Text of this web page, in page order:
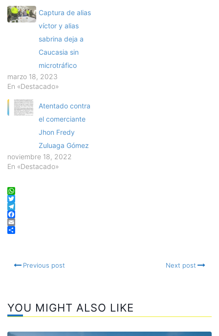
Captura de alias
víctor y alias
sabrina deja a
Caucasia sin
microtráfico
marzo 18, 2023
En «Destacado»
Atentado contra
el comerciante
Jhon Fredy
Zuluaga Gómez
noviembre 18, 2022
En «Destacado»
WhatsApp
Twitter
Telegram
Facebook
Email
Previous post Next post
YOU MIGHT ALSO LIKE